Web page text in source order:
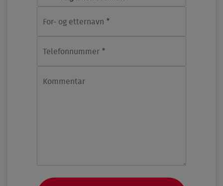
For- og etternavn
Telefonnummer
Kommentar